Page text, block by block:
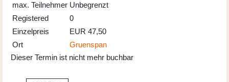
max. Teilnehmer Unbegrenzt
Registered
0
Einzelpreis
EUR 47,50
Ort
Gruenspan
Dieser Termin ist nicht mehr buchbar